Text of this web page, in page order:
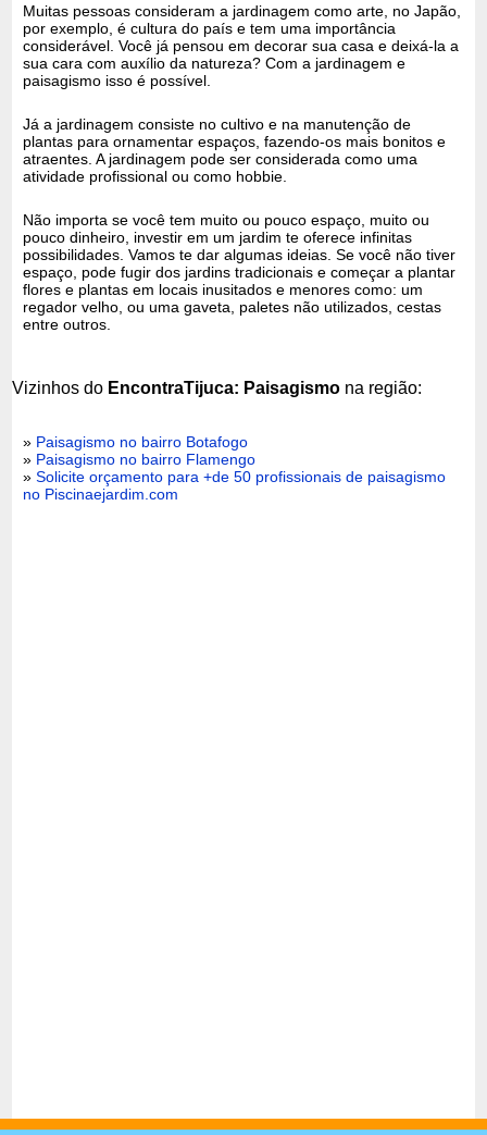
Muitas pessoas consideram a jardinagem como arte, no Japão,
por exemplo, é cultura do país e tem uma importância
considerável. Você já pensou em decorar sua casa e deixá-la a
sua cara com auxílio da natureza? Com a jardinagem e
paisagismo isso é possível.
Já a jardinagem consiste no cultivo e na manutenção de
plantas para ornamentar espaços, fazendo-os mais bonitos e
atraentes. A jardinagem pode ser considerada como uma
atividade profissional ou como hobbie.
Não importa se você tem muito ou pouco espaço, muito ou
pouco dinheiro, investir em um jardim te oferece infinitas
possibilidades. Vamos te dar algumas ideias. Se você não tiver
espaço, pode fugir dos jardins tradicionais e começar a plantar
flores e plantas em locais inusitados e menores como: um
regador velho, ou uma gaveta, paletes não utilizados, cestas
entre outros.
Vizinhos do EncontraTijuca: Paisagismo na região:
» Paisagismo no bairro Botafogo
» Paisagismo no bairro Flamengo
»Solicite orçamento para +de 50 profissionais de paisagismo
no Piscinaejardim.com